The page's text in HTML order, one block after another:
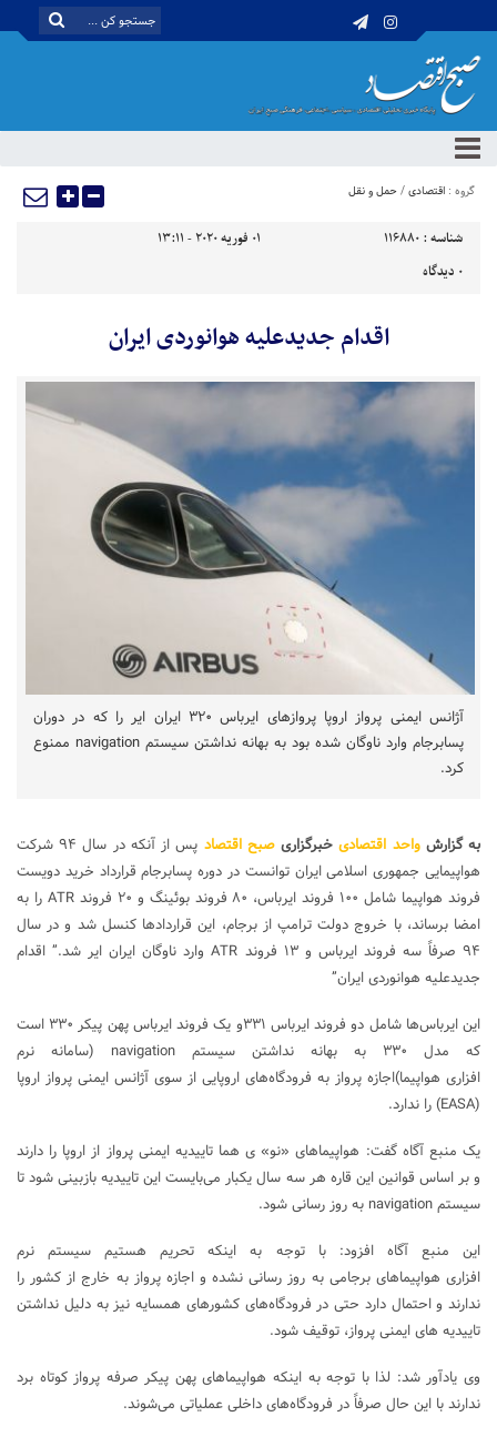
گروه : اقتصادی/حمل و نقل
شناسه : 116880
01 فوریه 2020 - 13:11
0 دیدگاه
اقدام جدیدعلیه هوانوردی ایران
آژانس ایمنی پرواز اروپا پروازهای ایرباس ۳۲۰ ایران ایر را که در دوران
پسابرجام وارد ناوگان شده بود به بهانه نداشتن سیستم navigation ممنوع
کرد.
به گزارشواحد اقتصادی خبرگزاریصبح اقتصاد
پس از آنکه در سال ۹۴ شرکت
هواپیمایی جمهوری اسلامی ایران توانست در دوره پسابرجام قرارداد خرید دویست
فروند هواپیما شامل ۱۰۰ فروند ایرباس، ۸۰ فروند بوئینگ و ۲۰ فروند ATR را به
امضا برساند، با خروج دولت ترامپ از برجام، این قراردادها کنسل شد و در سال
۹۴ صرفاً سه فروند ایرباس و ۱۳ فروند ATR وارد ناوگان ایران ایر شد.” اقدام
جدیدعلیه هوانوردی ایران”
این ایرباس‌ها شامل دو فروند ایرباس ۳۳۱و یک فروند ایرباس پهن پیکر ۳۳۰ است
که مدل ۳۳۰ به بهانه نداشتن سیستم navigation (سامانه نرم
افزاری هواپیما)اجازه پرواز به فرودگاه‌های اروپایی از سوی آژانس ایمنی پرواز اروپا
(EASA) را ندارد.
یک منبع آگاه گفت: هواپیماهای «نو» ی هما تاییدیه ایمنی پرواز از اروپا را دارند
و بر اساس قوانین این قاره هر سه سال یکبار می‌بایست این تاییدیه بازبینی شود تا
سیستم navigation به روز رسانی شود.
این منبع آگاه افزود: با توجه به اینکه تحریم هستیم سیستم نرم
افزاری هواپیماهای برجامی به روز رسانی نشده و اجازه پرواز به خارج از کشور را
ندارند و احتمال دارد حتی در فرودگاه‌های کشورهای همسایه نیز به دلیل نداشتن
تاییدیه های ایمنی پرواز، توقیف شود.
وی یادآور شد: لذا با توجه به اینکه هواپیماهای پهن پیکر صرفه پرواز کوتاه برد
ندارند با این حال صرفاً در فرودگاه‌های داخلی عملیاتی می‌شوند.